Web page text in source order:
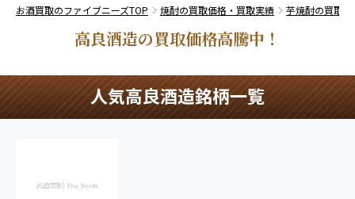
お酒買取のファイブニーズTOP 焼酎の買取価格・買取実績 芋焼酎の買取
高良酒造の買取価格高騰中！
人気高良酒造銘柄一覧